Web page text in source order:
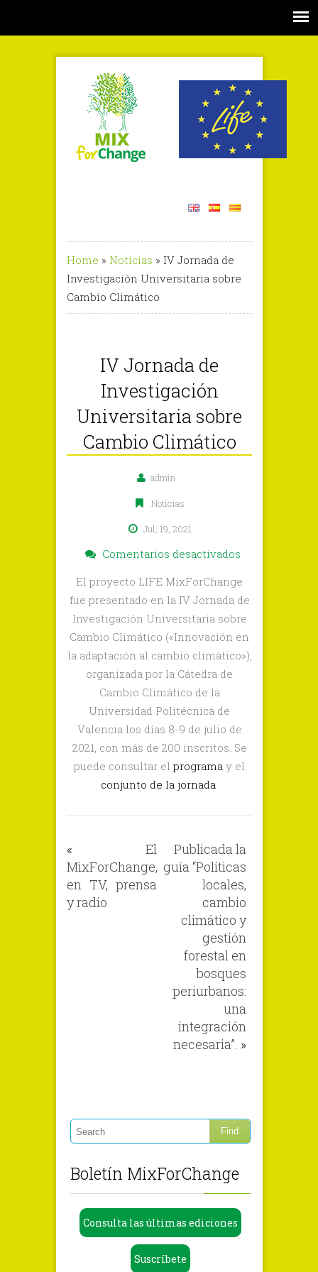
Home » Notícias » IV Jornada de
Investigación Universitaria sobre
Cambio Climático
IV Jornada de
Investigación
Universitaria sobre
Cambio Climático
admin
Notícias
Jul, 19, 2021
Comentarios desactivados
Jornada
de
Investigación
Universitaria
sobre
El proyecto LIFE MixForChange
fue presentado en la IV Jornada de
Investigación Universitaria sobre
Cambio Climático («Innovación en
la adaptación al cambio climático»),
organizada por la Cátedra de
Cambio Climático de la
Universidad Politécnica de
Valencia los días 8-9 de julio de
2021, con más de 200 inscritos. Se
puede consultar elprograma y el
conjunto de la jornada.
« El
MixForChange,
en TV, prensa
y radio
Publicada la
guía “Políticas
locales,
cambio
climático y
gestión
forestal en
bosques
periurbanos:
una
integración
necesaria”. »
Boletín MixForChange
Consulta las últimas ediciones
Suscríbete